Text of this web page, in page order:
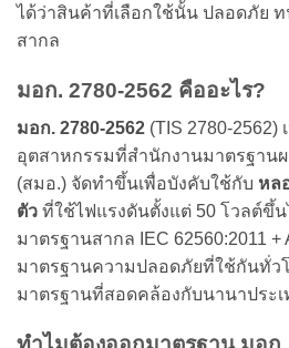
ได้ว่าสินค้าที่เลือกใช้นั้น ปลอดภัย
สากล
มอก. 2780-2562 คืออะไร?
มอก. 2780-2562 (TIS 2780-
อุตสาหกรรมที่สำนักงานมาตรฐา
(สมอ.) จัดทำขึ้นเพื่อบังคับใช้กับ หล
ตัว ที่ใช้ไฟแรงดันตั้งแต่ 50 โวลต์ขึ้
มาตรฐานสากล IEC 62560:2011 +
มาตรฐานความปลอดภัยที่ใช้กันทั่ว
มาตรฐานที่สอดคล้องกับนานาประเ